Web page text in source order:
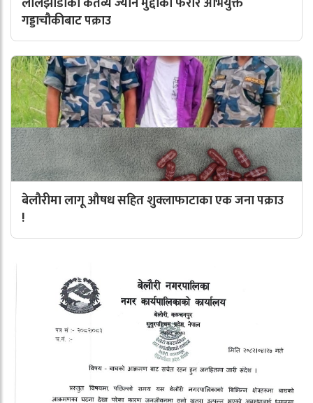
गड्डाचौकीबाट पक्राउ
बेलौरीमा लागू औषध सहित शुक्लाफाटाका एक जना पक्राउ
!